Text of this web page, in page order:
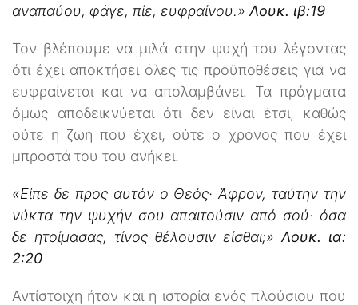
αναπαύου, φάγε, πίε, ευφραίνου.» Λουκ. ιβ:19
Τον βλέπουμε να μιλά στην ψυχή του λέγοντας
ότι έχει αποκτήσει όλες τις προϋποθέσεις για να
ευφραίνεται και να απολαμβάνει. Τα πράγματα
όμως αποδεικνύεται ότι δεν είναι έτσι, καθώς
ούτε η ζωή που έχει, ούτε ο χρόνος που έχει
μπροστά του του ανήκει.
«Είπε δε προς αυτόν ο Θεός· Άφρον, ταύτην την
νύκτα την ψυχήν σου απαιτούσιν από σού· όσα
δε ητοίμασας, τίνος θέλουσιν είσθαι;» Λουκ. ια:
2:20
Αντίστοιχη ήταν και η ιστορία ενός πλούσιου που